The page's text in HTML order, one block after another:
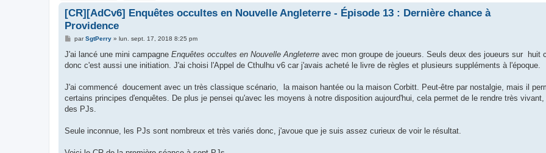
[CR][AdCv6] Enquêtes occultes en Nouvelle Angleterre - Épisode 13 : Dernière chance à
Providence
M
s
a
parSgtPerry» lun. sept. 17, 2018 8:25 pm
J'ai lancé une mini campagne Enquêtes occultes en Nouvelle Angleterre avec mon groupe de joueurs. Seuls deux des joueurs sur huit
donc c'est aussi une initiation. J'ai choisi l'Appel de Cthulhu v6 car j'avais acheté le livre de règles et plusieurs suppléments à l'époque.
J'ai commencé doucement avec un très classique scénario, la maison hantée ou la maison Corbitt. Peut-être par nostalgie, mais il
certains principes d'enquêtes. De plus je pensei qu'avec les moyens à notre disposition aujourd'hui, cela permet de le rendre très
des PJs.
Seule inconnue, les PJs sont nombreux et très variés donc, j'avoue que je suis assez curieux de voir le résultat.